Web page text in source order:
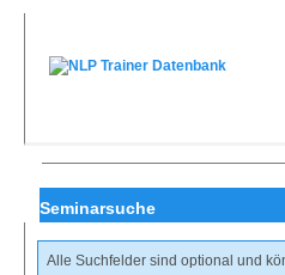
Seminarsuche
Alle Suchfelder sind optional und